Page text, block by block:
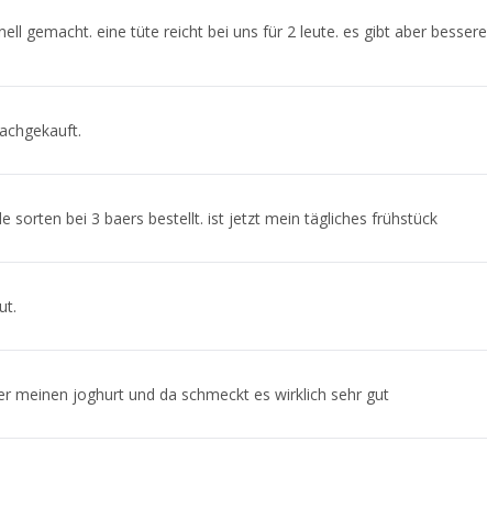
gemacht. eine tüte reicht bei uns für 2 leute. es gibt aber bessere
sorten bei 3 baers bestellt. ist jetzt mein tägliches frühstück
meinen joghurt und da schmeckt es wirklich sehr gut